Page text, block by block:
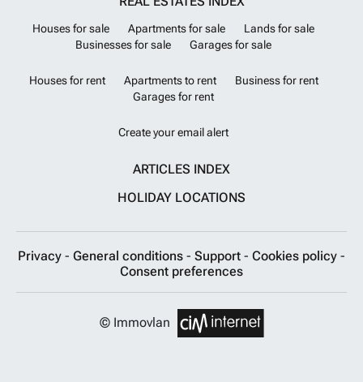
Houses for sale Apartments for sale
Lands for sale
Businesses for sale
Garages for sale
Houses for rent Apartments to rent
Business for rent
Garages for rent
Create your email alert
ARTICLES INDEX
HOLIDAY LOCATIONS
Privacy - General conditions - Support - Cookies policy -
Consent preferences
© Immovlan